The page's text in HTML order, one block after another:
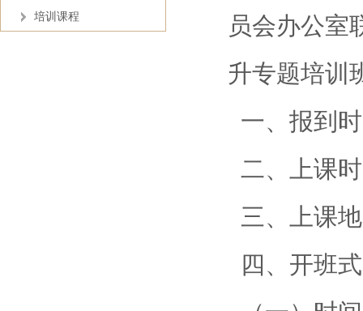
培训课程
员会办公室
升专题培训
一、报到
二、上课
三、上课
四、开班